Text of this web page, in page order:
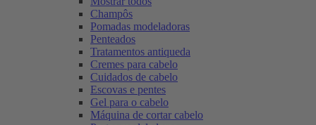
Champôs
Pomadas modeladoras
Penteados
Tratamentos antiqueda
Cremes para cabelo
Cuidados de cabelo
Escovas e pentes
Gel para o cabelo
Máquina de cortar cabelo